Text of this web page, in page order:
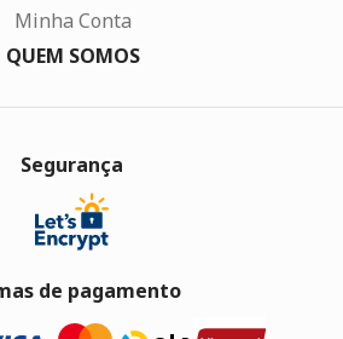
Minha Conta
QUEM SOMOS
Segurança
de pagamento